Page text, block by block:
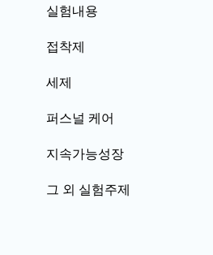
실험내용
접착제
세제
퍼스널 케어
지속가능성장
그 외 실험주제